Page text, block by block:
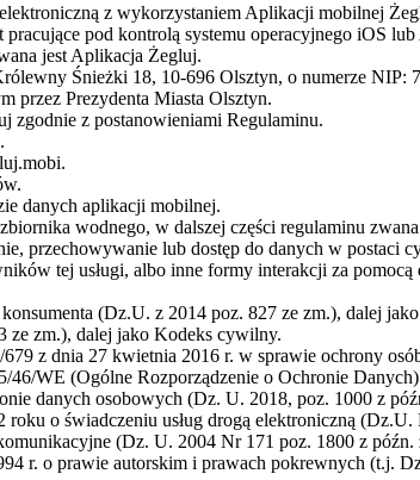
z wykorzystaniem Aplikacji mobilnej
pod kontrolą systemu operacyjnego iOS
jest Aplikacja Żegluj.
Śnieżki 18, 10-696 Olsztyn, o numerze NIP:
przez Prezydenta Miasta Olsztyn.
zgodnie z postanowieniami Regulaminu.
danych aplikacji mobilnej.
wodnego, w dalszej części regulaminu
przechowywanie lub dostęp do danych w
tej usługi, albo inne formy interakcji za
(Dz.U. z 2014 poz. 827 ze zm.), dalej
zm.), dalej jako Kodeks cywilny.
z dnia 27 kwietnia 2016 r. w sprawie ochrony
WE (Ogólne Rozporządzenie o Ochronie
danych osobowych (Dz. U. 2018, poz. 1000 z
o świadczeniu usług drogą elektroniczną
(Dz. U. 2004 Nr 171 poz. 1800 z
r. o prawie autorskim i prawach pokrewnych (t.j.